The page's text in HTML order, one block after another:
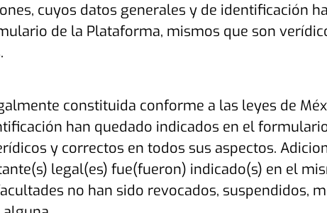
cuyos datos generales y de identificación
de la Plataforma, mismos que son
constituida conforme a las leyes de
han quedado indicados en el
y correctos en todos sus aspectos.
legal(es) fue(fueron) indicado(s) en el
no han sido revocados, suspendidos,